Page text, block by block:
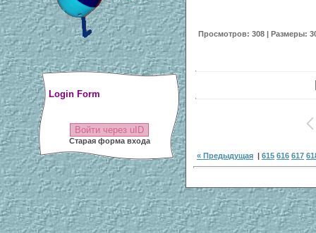
Login Form
Войти через uID
Старая форма входа
Просмотров: 308 | Размеры:
« Предыдущая | 615 616 617